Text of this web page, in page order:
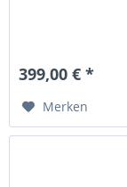
399,00 € *
Merken